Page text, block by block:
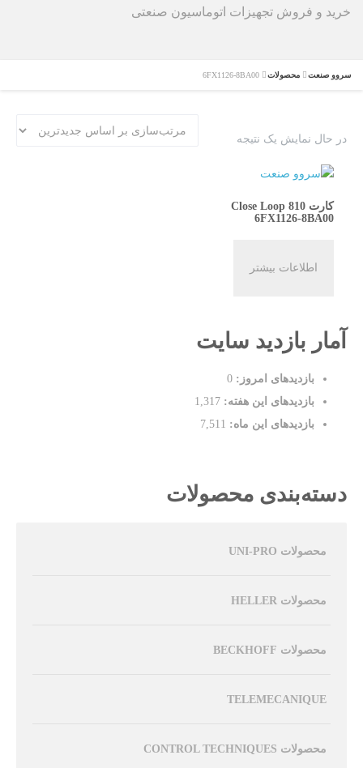
خرید و فروش تجهیزات اتوماسیون صنعتی
سروو صنعت محصولات 6FX1126-8BA00
در حال نمایش یک نتیجه
کارت Close Loop 810
6FX1126-8BA00
اطلاعات بیشتر
آمار بازدید سایت
بازدیدهای امروز: 0
بازدیدهای این هفته: 1,317
بازدیدهای این ماه: 7,511
دسته‌بندی محصولات
محصولات UNI-PRO
محصولات HELLER
محصولات BECKHOFF
TELEMECANIQUE
محصولات CONTROL TECHNIQUES